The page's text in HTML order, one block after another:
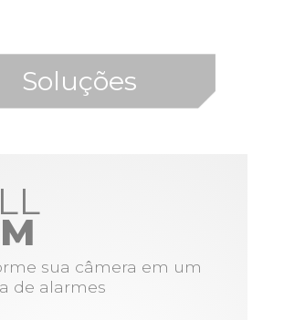
Soluções
sua câmera em um
de alarmes